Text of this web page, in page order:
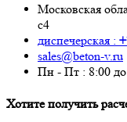
Московская
с4
диспечерская :
sales@beton-v.ru
Пн - Пт : 8:00
Хотите получить